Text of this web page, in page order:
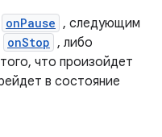
onPause , следующим
onStop , либо
что произойдет
в состояние